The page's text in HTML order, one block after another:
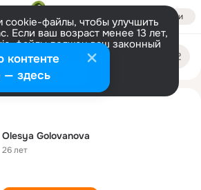
Войти
cookie-файлы, чтобы улучшить
Если ваш возраст менее 13 лет,
файлы должен ваш законный
Больше информации
Настроить
Olesya Golovanova
26 лет
— здесь